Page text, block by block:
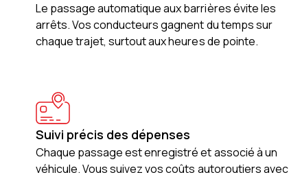
Le passage automatique aux barrières évite les
arrêts. Vos conducteurs gagnent du temps sur
chaque trajet, surtout aux heures de pointe.
Suivi précis des dépenses
Chaque passage est enregistré et associé à un
véhicule. Vous suivez vos coûts autoroutiers avec